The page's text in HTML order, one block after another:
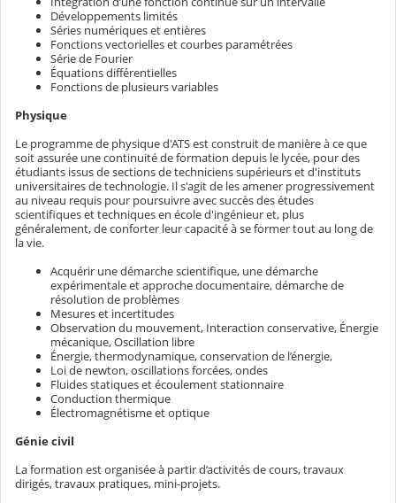
Développements limités
Séries numériques et entières
Fonctions vectorielles et courbes paramétrées
Série de Fourier
Équations différentielles
Fonctions de plusieurs variables
Physique
Le programme de physique d'ATS est construit de manière à ce que
soit assurée une continuité de formation depuis le lycée, pour des
étudiants issus de sections de techniciens supérieurs et d'instituts
universitaires de technologie. Il s'agit de les amener progressivement
au niveau requis pour poursuivre avec succès des études
scientifiques et techniques en école d'ingénieur et, plus
généralement, de conforter leur capacité à se former tout au long de
la vie.
Acquérir une démarche scientifique, une démarche
expérimentale et approche documentaire, démarche de
résolution de problèmes
Mesures et incertitudes
Observation du mouvement, Interaction conservative, Énergie
mécanique, Oscillation libre
Énergie, thermodynamique, conservation de l’énergie,
Loi de newton, oscillations forcées, ondes
Fluides statiques et écoulement stationnaire
Conduction thermique
Électromagnétisme et optique
Génie civil
La formation est organisée à partir d’activités de cours, travaux
dirigés, travaux pratiques, mini-projets.